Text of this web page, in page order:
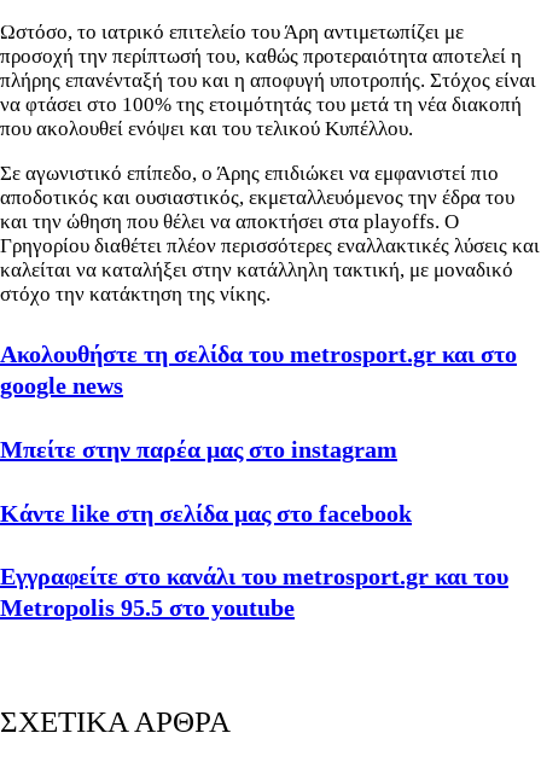
Ωστόσο, το ιατρικό επιτελείο του Άρη αντιμετωπίζει με
προσοχή την περίπτωσή του, καθώς προτεραιότητα αποτελεί η
πλήρης επανένταξή του και η αποφυγή υποτροπής. Στόχος είναι
να φτάσει στο 100% της ετοιμότητάς του μετά τη νέα διακοπή
που ακολουθεί ενόψει και του τελικού Κυπέλλου.
Σε αγωνιστικό επίπεδο, ο Άρης επιδιώκει να εμφανιστεί πιο
αποδοτικός και ουσιαστικός, εκμεταλλευόμενος την έδρα του
και την ώθηση που θέλει να αποκτήσει στα playoffs. Ο
Γρηγορίου διαθέτει πλέον περισσότερες εναλλακτικές λύσεις και
καλείται να καταλήξει στην κατάλληλη τακτική, με μοναδικό
στόχο την κατάκτηση της νίκης.
Ακολουθήστε τη σελίδα του metrosport.gr και στο
google news
Μπείτε στην παρέα μας στο instagram
Κάντε like στη σελίδα μας στο facebook
Εγγραφείτε στο κανάλι του metrosport.gr και του
Metropolis 95.5 στο youtube
ΣΧΕΤΙΚΑ ΑΡΘΡΑ